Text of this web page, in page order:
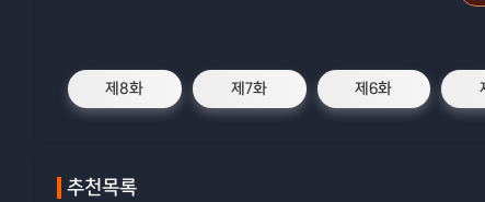
제8화 제7화 제6화
추천목록